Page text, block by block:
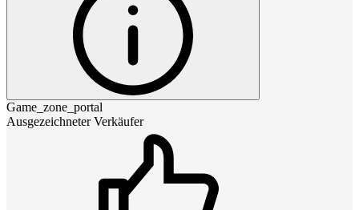
Game_zone_portal
Ausgezeichneter Verkäufer